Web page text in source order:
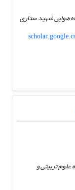
هوایی شهید ستاری
تربیتی و